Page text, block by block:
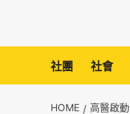
社團 社會
HOME 高醫啟